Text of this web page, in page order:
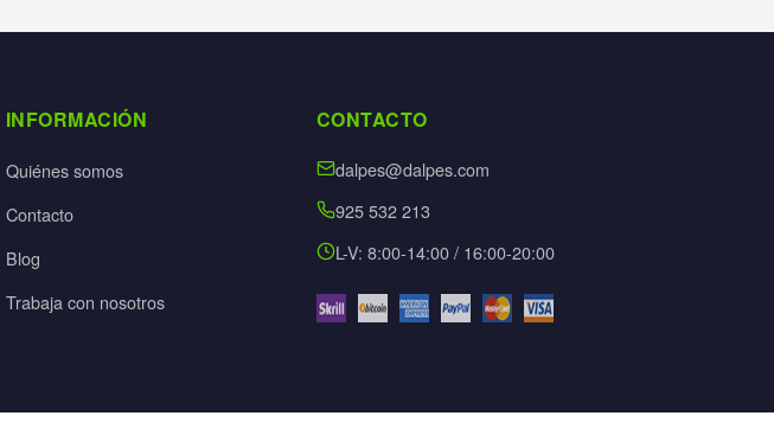
INFORMACIÓN
Quiénes somos
Contacto
Blog
Trabaja con nosotros
CONTACTO
dalpes@dalpes.com
925 532 213
L-V: 8:00-14:00 / 16:00-20:00